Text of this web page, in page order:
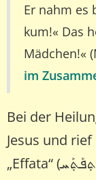
Er nahm es
kum!« Das
Mädchen!«
im
Bei der
Jesus und